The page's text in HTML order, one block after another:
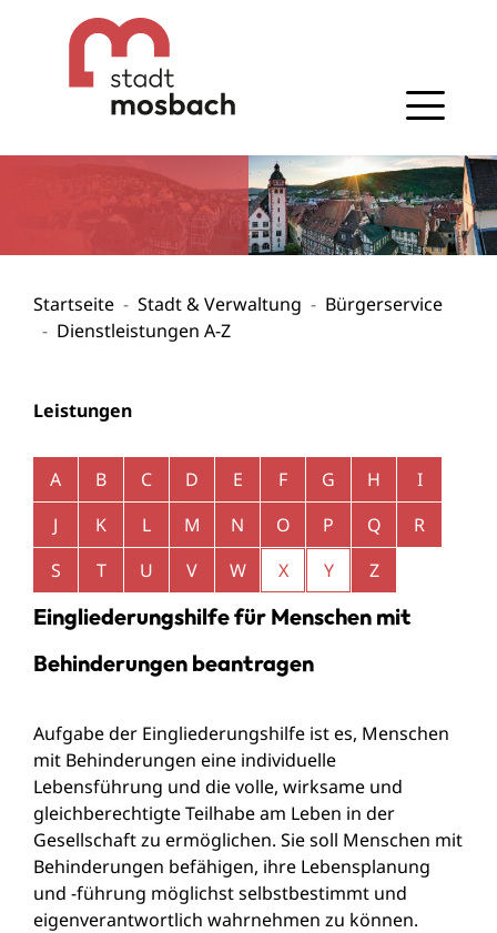
Gehe zum Navigationsbereich
Gehe zum Inhalt
Startseite Stadt & Verwaltung
Bürgerservice
Dienstleistungen A-Z
Leistungen
Alphabetisches Register überspringen
A B C D E F G H
I
J
K L M N O P Q
R
S
T U V W X Y Z
Eingliederungshilfe für Menschen mit
Behinderungen beantragen
Aufgabe der Eingliederungshilfe ist es, Menschen
mit Behinderungen eine individuelle
Lebensführung und die volle, wirksame und
gleichberechtigte Teilhabe am Leben in der
Gesellschaft zu ermöglichen. Sie soll Menschen mit
Behinderungen befähigen, ihre Lebensplanung
und -führung möglichst selbstbestimmt und
eigenverantwortlich wahrnehmen zu können.